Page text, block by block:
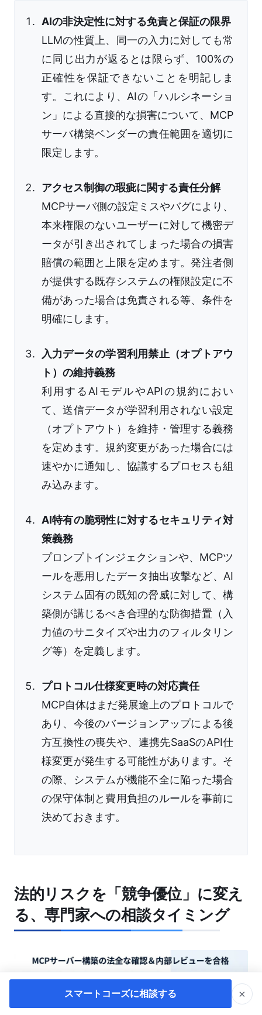
AIの非決定性に対する免責と保証の限界
LLMの性質上、同一の入力に対しても常
に同じ出力が返るとは限らず、100%の
正確性を保証できないことを明記しま
す。これにより、AIの「ハルシネーショ
ン」による直接的な損害について、MCP
サーバ構築ベンダーの責任範囲を適切に
限定します。
アクセス制御の瑕疵に関する責任分解
MCPサーバ側の設定ミスやバグにより、
本来権限のないユーザーに対して機密デ
ータが引き出されてしまった場合の損害
賠償の範囲と上限を定めます。発注者側
が提供する既存システムの権限設定に不
備があった場合は免責される等、条件を
明確にします。
入力データの学習利用禁止（オプトアウ
ト）の維持義務
利用するAIモデルやAPIの規約におい
て、送信データが学習利用されない設定
（オプトアウト）を維持・管理する義務
を定めます。規約変更があった場合には
速やかに通知し、協議するプロセスも組
み込みます。
AI特有の脆弱性に対するセキュリティ対
策義務
プロンプトインジェクションや、MCPツ
ールを悪用したデータ抽出攻撃など、AI
システム固有の既知の脅威に対して、構
築側が講じるべき合理的な防御措置（入
力値のサニタイズや出力のフィルタリン
グ等）を定義します。
プロトコル仕様変更時の対応責任
MCP自体はまだ発展途上のプロトコルで
あり、今後のバージョンアップによる後
方互換性の喪失や、連携先SaaSのAPI仕
様変更が発生する可能性があります。そ
の際、システムが機能不全に陥った場合
の保守体制と費用負担のルールを事前に
決めておきます。
法的リスクを「競争優位」に変え
る、専門家への相談タイミング
スマートコーズに相談する ×